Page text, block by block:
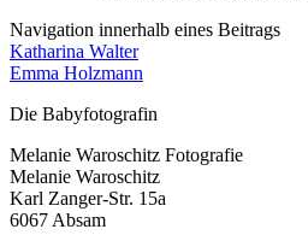
Navigation innerhalb eines Beitrags
Katharina Walter
Emma Holzmann
Die Babyfotografin
Melanie Waroschitz Fotografie
Melanie Waroschitz
Karl Zanger-Str. 15a
6067 Absam